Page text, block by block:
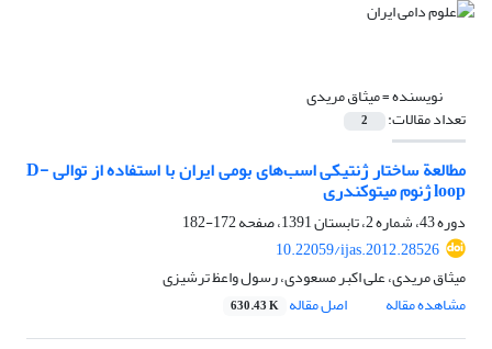
نویسنده =میثاق مریدی
تعداد مقالات: 2
مطالعة ساختار ژنتیکی اسب‌های بومی ایران با استفاده از توالی D-
loop ژنوم میتوکندری
دوره 43، شماره 2، تابستان 1391، صفحه
172-182
10.22059/ijas.2012.28526
میثاق مریدی، علی اکبر مسعودی، رسول واعظ ترشیزی
مشاهده مقاله
اصل مقاله 630.43 K